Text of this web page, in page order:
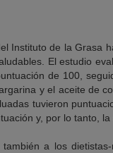
Instituto de la Grasa
El estudio
de 100,
y el aceite de
tuvieron
y, por lo tanto,
a los